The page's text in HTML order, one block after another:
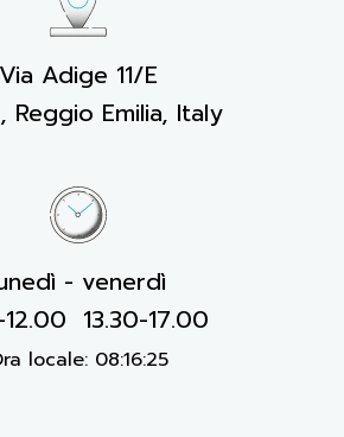
Via Adige 11/E
Reggio Emilia, Italy
- venerdì
13.30-17.00
locale: 08:16:26